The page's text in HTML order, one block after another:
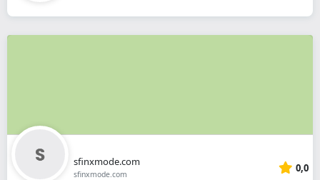
sfinxmode.com
sfinxmode.com 0,0